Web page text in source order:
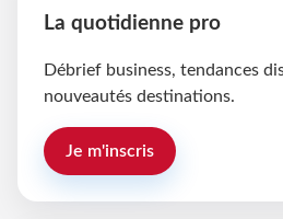
La quotidienne pro
Débrief business, tendances
nouveautés destinations.
Je m'inscris